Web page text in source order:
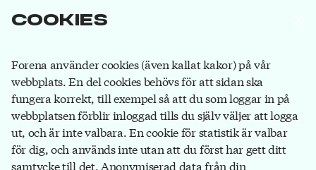
Cookies
Forena använder cookies (även kallat kakor) på vår
webbplats. En del cookies behövs för att sidan ska
fungera korrekt, till exempel så att du som loggar in på
webbplatsen förblir inloggad tills du själv väljer att logga
ut, och är inte valbara. En cookie för statistik är valbar
för dig, och används inte utan att du först har gett ditt
samtycke till det. Anonymiserad data från din
Forena är det största facket inom
försäkringsbranschen. Våra medlemmar jobbar på
försäkringsbolag och hos försäkringsförmedlare.Bli
medlemdu också!
Forena
Box 1116